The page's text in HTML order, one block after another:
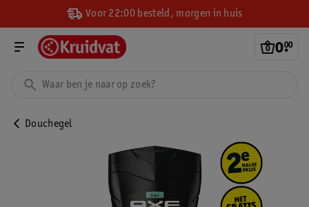
Voor 22:00 besteld, morgen in huis
0.
00
Douchegel